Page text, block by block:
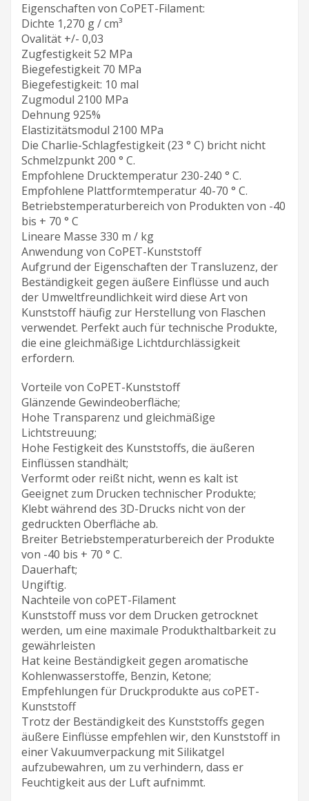
Eigenschaften von CoPET-Filament:
Dichte 1,270 g / cm³
Ovalität +/- 0,03
Zugfestigkeit 52 MPa
Biegefestigkeit 70 MPa
Biegefestigkeit: 10 mal
Zugmodul 2100 MPa
Dehnung 925%
Elastizitätsmodul 2100 MPa
Die Charlie-Schlagfestigkeit (23 ° C) bricht nicht
Schmelzpunkt 200 ° C.
Empfohlene Drucktemperatur 230-240 ° C.
Empfohlene Plattformtemperatur 40-70 ° C.
Betriebstemperaturbereich von Produkten von -40
bis + 70 ° С
Lineare Masse 330 m / kg
Anwendung von CoPET-Kunststoff
Aufgrund der Eigenschaften der Transluzenz, der
Beständigkeit gegen äußere Einflüsse und auch
der Umweltfreundlichkeit wird diese Art von
Kunststoff häufig zur Herstellung von Flaschen
verwendet. Perfekt auch für technische Produkte,
die eine gleichmäßige Lichtdurchlässigkeit
erfordern.
Vorteile von CoPET-Kunststoff
Glänzende Gewindeoberfläche;
Hohe Transparenz und gleichmäßige
Lichtstreuung;
Hohe Festigkeit des Kunststoffs, die äußeren
Einflüssen standhält;
Verformt oder reißt nicht, wenn es kalt ist
Geeignet zum Drucken technischer Produkte;
Klebt während des 3D-Drucks nicht von der
gedruckten Oberfläche ab.
Breiter Betriebstemperaturbereich der Produkte
von -40 bis + 70 ° C.
Dauerhaft;
Ungiftig.
Nachteile von coPET-Filament
Kunststoff muss vor dem Drucken getrocknet
werden, um eine maximale Produkthaltbarkeit zu
gewährleisten
Hat keine Beständigkeit gegen aromatische
Kohlenwasserstoffe, Benzin, Ketone;
Empfehlungen für Druckprodukte aus coPET-
Kunststoff
Trotz der Beständigkeit des Kunststoffs gegen
äußere Einflüsse empfehlen wir, den Kunststoff in
einer Vakuumverpackung mit Silikatgel
aufzubewahren, um zu verhindern, dass er
Feuchtigkeit aus der Luft aufnimmt.